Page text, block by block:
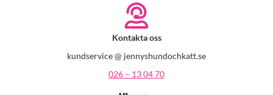
Kontakta oss
kundservice @ jennyshundochkatt.se
026 – 13 04 70